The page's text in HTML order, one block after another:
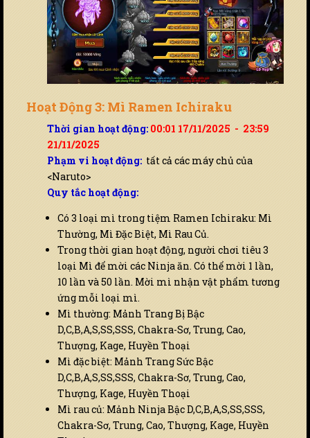
Hoạt Động 3: Mì Ramen Ichiraku
Thời gian hoạt động: 00:01 17/11/2025 - 23:59
21/11/2025
Phạm vi hoạt động: tất cả các máy chủ của
<Naruto>
Quy tắc hoạt động:
Có 3 loại mì trong tiệm Ramen Ichiraku: Mì
Thường, Mì Đặc Biệt, Mì Rau Củ.
Trong thời gian hoạt động, người chơi tiêu 3
loại Mì để mời các Ninja ăn. Có thể mời 1 lần,
10 lần và 50 lần. Mời mì nhận vật phẩm tương
ứng mỗi loại mì.
Mì thường: Mảnh Trang Bị Bậc
D,C,B,A,S,SS,SSS, Chakra-Sơ, Trung, Cao,
Thượng, Kage, Huyền Thoại
Mì đặc biệt: Mảnh Trang Sức Bậc
D,C,B,A,S,SS,SSS, Chakra-Sơ, Trung, Cao,
Thượng, Kage, Huyền Thoại
Mì rau củ: Mảnh Ninja Bậc D,C,B,A,S,SS,SSS,
Chakra-Sơ, Trung, Cao, Thượng, Kage, Huyền